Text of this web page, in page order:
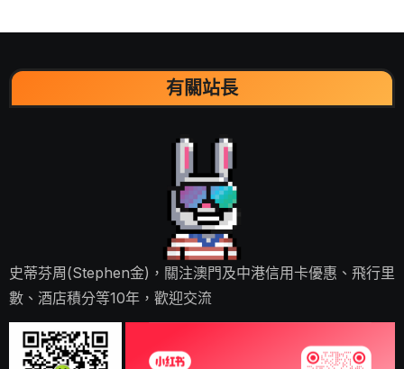
有關站長
史蒂芬周(Stephen金)，關注澳門及中港信用卡優惠、飛行里
數、酒店積分等10年，歡迎交流